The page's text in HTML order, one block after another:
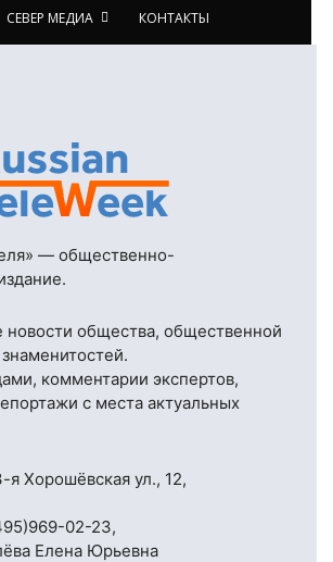
СЕВЕР МЕДИА КОНТАКТЫ
— общественно-
общества, общественной
комментарии экспертов,
с места актуальных
я Хорошёвская ул., 12,
02-23,
Елена Юрьевна